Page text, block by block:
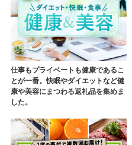
仕事もプライベートも健康であるこ
とが一番。快眠やダイエットなど健
康や美容にまつわる返礼品を集めま
した。